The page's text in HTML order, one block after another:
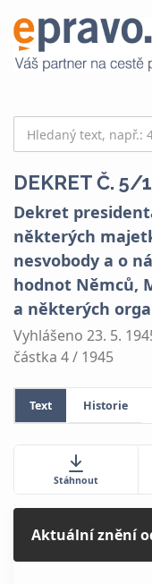
DEKRET Č. 5/
Dekret
některých
nesvobody a o
hodnot Němců,
a některých
Vyhlášeno 23. 5.
částka 4 / 1945
Text Historie
Stáhnout
Aktuální znění